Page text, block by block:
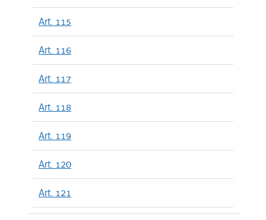
Art. 115
Art. 116
Art. 117
Art. 118
Art. 119
Art. 120
Art. 121